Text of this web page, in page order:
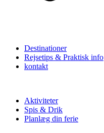
Destinationer
Rejsetips & Praktisk info
kontakt
Aktiviteter
Spis & Drik
Planlæg din ferie